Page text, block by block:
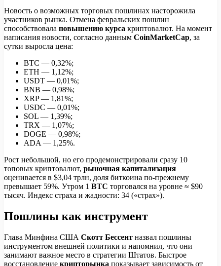
Новость о возможных торговых пошлинах насторожила
участников рынка. Отмена февральских пошлин
способствовала повышению курса криптовалют. На момент
написания новости, согласно данным CoinMarketCap, за
сутки выросла цена:
BTC — 0,32%;
ETH — 1,12%;
USDT — 0,01%;
BNB — 0,98%;
XRP — 1,81%;
USDC — 0,01%;
SOL — 1,39%;
TRX — 1,07%;
DOGE — 0,98%;
ADA — 1,25%.
Рост небольшой, но его продемонстрировали сразу 10
топовых криптовалют, рыночная капитализация
оценивается в $3,04 трлн, доля биткоина по-прежнему
превышает 59%. Утром 1 BTC торговался на уровне ≈ $90
тысяч. Индекс страха и жадности: 34 («страх»).
Пошлины как инструмент
Глава Минфина США Скотт Бессент назвал пошлины
инструментом внешней политики и напомнил, что они
занимают важное место в стратегии Штатов. Быстрое
восстановление крипторынка показывает зависимость от